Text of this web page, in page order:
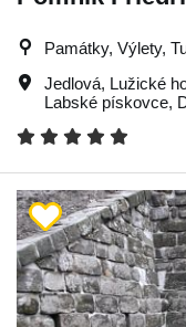
Památky, Výlety,
Jedlová, Lužické
Labské pískovce,